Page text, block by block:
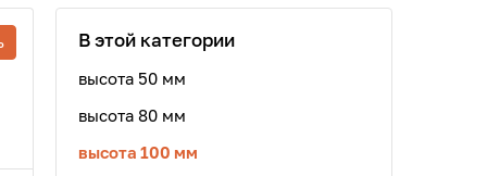
В этой категории
высота 50 мм
высота 80 мм
высота 100 мм